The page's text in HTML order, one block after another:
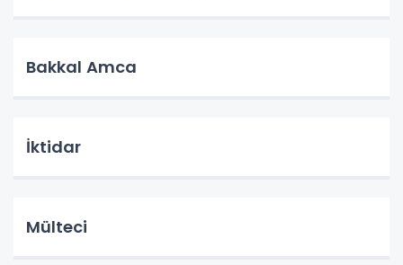
Bakkal Amca
İktidar
Mülteci